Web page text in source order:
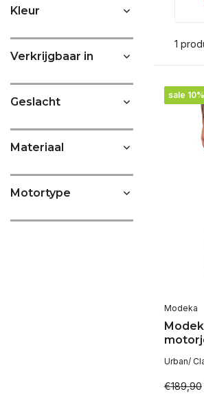
Kleur
Verkrijgbaar in
Geslacht
Materiaal
Motortype
1
sale 10%
Modeka
Urban/
€189,90